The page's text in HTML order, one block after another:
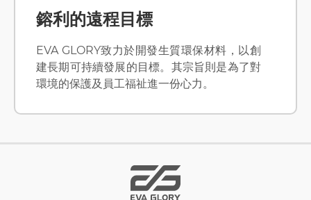
鎔利的遠程目標
EVA GLORY致力於開發生質環保材料，以創
建長期可持續發展的目標。其宗旨則是為了對
環境的保護及員工福祉進一份心力。